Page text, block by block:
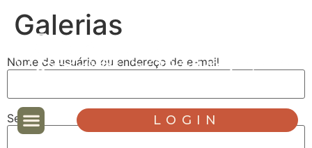
LOGIN
Galerias
Nome de usuário ou endereço de e-mail
Senha